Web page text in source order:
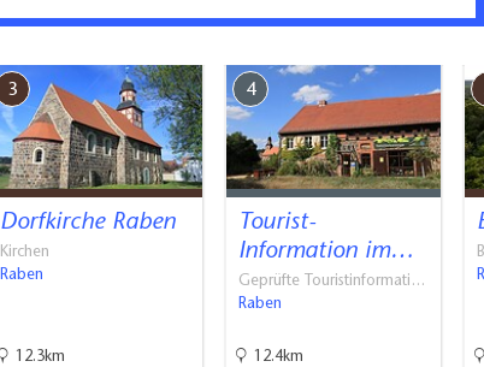
3
Dorfkirche Raben
Kirchen
Raben
12.3km
4
Tourist-
Information im…
Geprüfte Touristinformati…
Raben
12.4km